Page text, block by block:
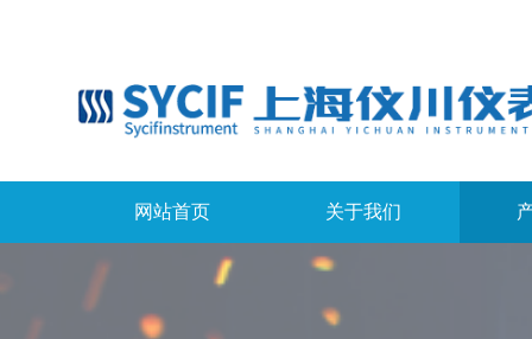
网站首页 关于我们